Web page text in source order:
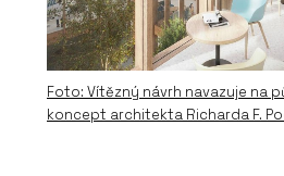
Foto: Vítězný návrh navazuje na
koncept architekta Richarda F.